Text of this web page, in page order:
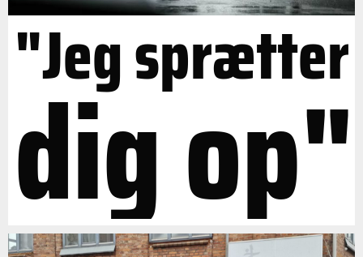
"Jeg sprætter
dig op"